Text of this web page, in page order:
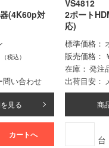
(4K60p対
（税込）
問い合わせ
見る
カートへ
VS4812
2ポート
応)
標準価格
販売価格
在庫
発注
出荷目安
商
台